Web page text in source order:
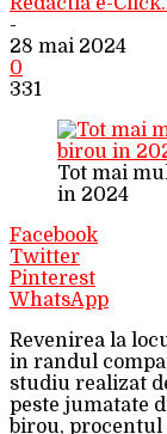
-
28 mai 2024
0
331
Tot mai
in 2024
Facebook
Twitter
Pinterest
WhatsApp
Revenirea la
in randul
studiu realizat
peste jumatate
birou, procentul